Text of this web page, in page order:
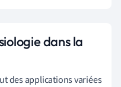
dans la
des applications variées